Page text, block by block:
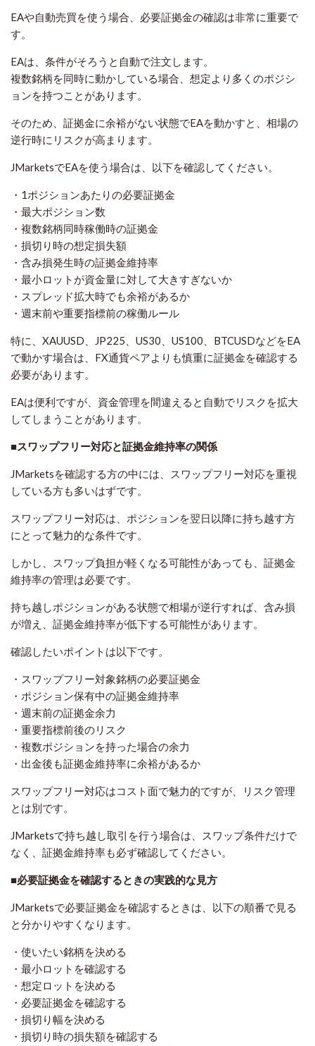
EAや自動売買を使う場合、必要証拠金の確認は非常に重要で
す。
EAは、条件がそろうと自動で注文します。
複数銘柄を同時に動かしている場合、想定より多くのポジシ
ョンを持つことがあります。
そのため、証拠金に余裕がない状態でEAを動かすと、相場の
逆行時にリスクが高まります。
JMarketsでEAを使う場合は、以下を確認してください。
・1ポジションあたりの必要証拠金
・最大ポジション数
・複数銘柄同時稼働時の証拠金
・損切り時の想定損失額
・含み損発生時の証拠金維持率
・最小ロットが資金量に対して大きすぎないか
・スプレッド拡大時でも余裕があるか
・週末前や重要指標前の稼働ルール
特に、XAUUSD、JP225、US30、US100、BTCUSDなどをEA
で動かす場合は、FX通貨ペアよりも慎重に証拠金を確認する
必要があります。
EAは便利ですが、資金管理を間違えると自動でリスクを拡大
してしまうことがあります。
■スワップフリー対応と証拠金維持率の関係
JMarketsを確認する方の中には、スワップフリー対応を重視
している方も多いはずです。
スワップフリー対応は、ポジションを翌日以降に持ち越す方
にとって魅力的な条件です。
しかし、スワップ負担が軽くなる可能性があっても、証拠金
維持率の管理は必要です。
持ち越しポジションがある状態で相場が逆行すれば、含み損
が増え、証拠金維持率が低下する可能性があります。
確認したいポイントは以下です。
・スワップフリー対象銘柄の必要証拠金
・ポジション保有中の証拠金維持率
・週末前の証拠金余力
・重要指標前後のリスク
・複数ポジションを持った場合の余力
・出金後も証拠金維持率に余裕があるか
スワップフリー対応はコスト面で魅力的ですが、リスク管理
とは別です。
JMarketsで持ち越し取引を行う場合は、スワップ条件だけで
なく、証拠金維持率も必ず確認してください。
■必要証拠金を確認するときの実践的な見方
JMarketsで必要証拠金を確認するときは、以下の順番で見る
と分かりやすくなります。
・使いたい銘柄を決める
・最小ロットを確認する
・想定ロットを決める
・必要証拠金を確認する
・損切り幅を決める
・損切り時の損失額を確認する